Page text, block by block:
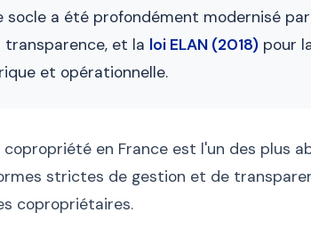
socle a été profondément modernisé
et la loi ELAN (2018)pour
et opérationnelle.
en France est l'un des plus
strictes de gestion et de
copropriétaires.